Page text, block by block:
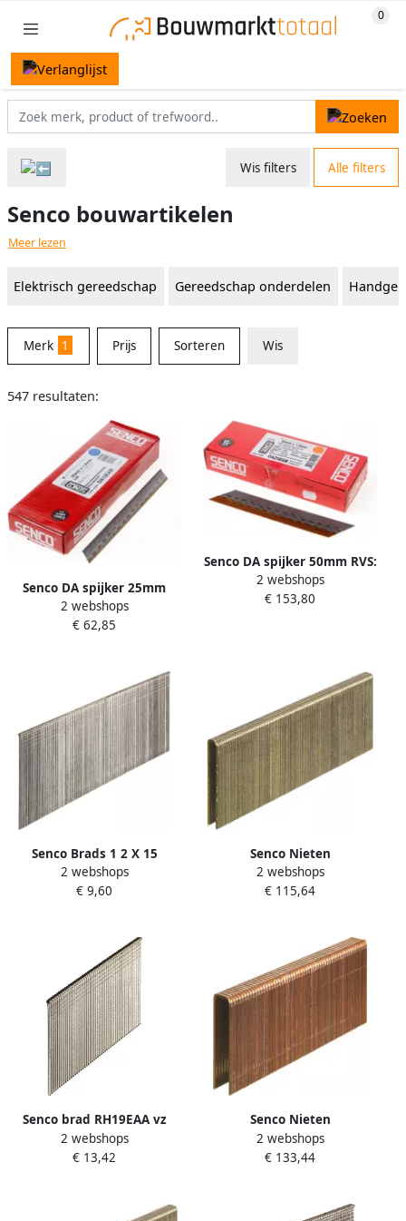
Wis filters Alle filters
Senco bouwartikelen
Meer lezen
Elektrisch gereedschap Gereedschap onderdelen
Merk 1 Prijs Sorteren Wis
547 resultaten:
Senco DA spijker 25mm
gegalvaniseerd: DA13EABN
per 4000 stuks DA13EABN
2 webshops
€ 62,85
Senco DA spijker 50mm RVS:
DA21EGB per 4000 stuks
DA21EGB
2 webshops
€ 153,80
Senco Brads 1 2 X 15
gegalvaniseerd AX10EAAP
2 webshops
€ 9,60
Senco Nieten
binnenbreedte 3 34 mm 19
mm roestvast staal L11BGA
2 webshops
€ 115,64
Senco brad RH19EAA vz
schuin op strip 1.6x45mm
(2000st)
2 webshops
€ 13,42
Senco Nieten
binnenbreedte 7 67 mm 56
mm Gegalvaniseerd te
2 webshops
€ 133,44